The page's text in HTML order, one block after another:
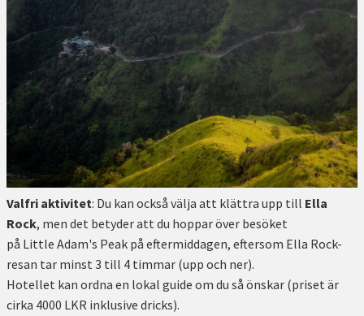
Valfri aktivitet: Du kan också välja att klättra upp till Ella
Rock, men det betyder att du hoppar över besöket
på Little Adam's Peak på eftermiddagen, eftersom Ella Rock-
resan tar minst 3 till 4 timmar (upp och ner).
Hotellet kan ordna en lokal guide om du så önskar (priset är
cirka 4000 LKR inklusive dricks).